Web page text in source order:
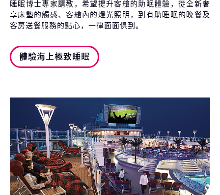
睡眠博士專家請教，希望提升客艙的助眠體驗，從全新奢
享床墊的觸感、客艙內的燈光照明，到有助睡眠的晚餐及
客房送餐服務的點心，一律面面俱到。
體驗海上極致睡眠